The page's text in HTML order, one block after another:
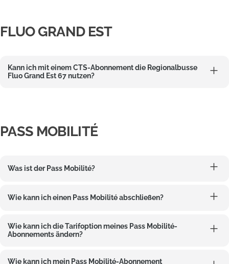
FLUO GRAND EST
Kann ich mit einem CTS-Abonnement die Regionalbusse
Fluo Grand Est 67 nutzen?
PASS MOBILITÉ
Was ist der Pass Mobilité?
Wie kann ich einen Pass Mobilité abschließen?
Wie kann ich die Tarifoption meines Pass Mobilité-
Abonnements ändern?
Wie kann ich mein Pass Mobilité-Abonnement